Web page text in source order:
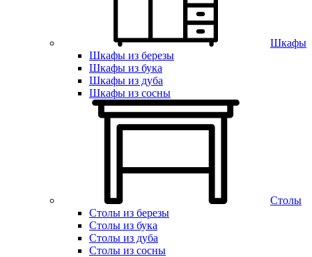
Шкафы
Шкафы из березы
Шкафы из бука
Шкафы из дуба
Шкафы из сосны
Столы
Столы из березы
Столы из бука
Столы из дуба
Столы из сосны